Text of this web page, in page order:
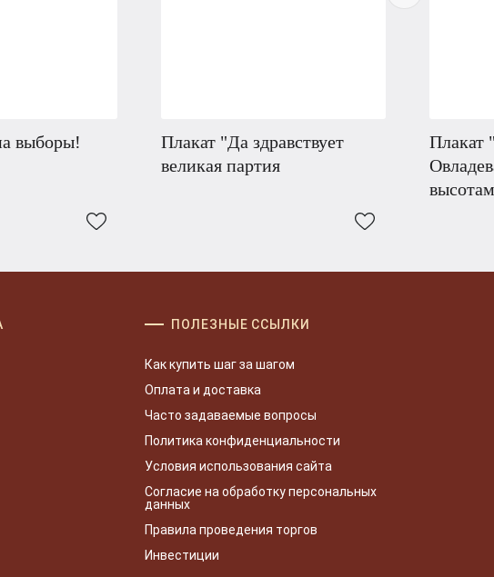
выборы!
Плакат "Да здравствует
великая партия
Плакат
ПОЛЕЗНЫЕ ССЫЛКИ
Как купить шаг за шагом
Оплата и доставка
Часто задаваемые вопросы
Политика конфиденциальности
Условия использования сайта
Согласие на обработку персональных
данных
Правила проведения торгов
Инвестиции